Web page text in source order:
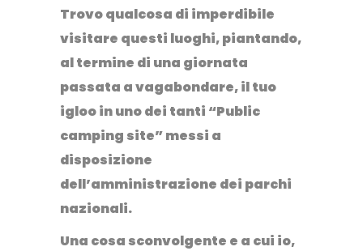
Trovo qualcosa di imperdibile
visitare questi luoghi, piantando,
al termine di una giornata
passata a vagabondare, il tuo
igloo in uno dei tanti “Public
camping site” messi a
disposizione
dell’amministrazione dei parchi
nazionali.
Una cosa sconvolgente e a cui io,